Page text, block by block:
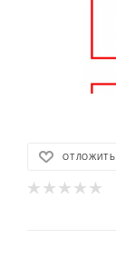
ОТЛОЖИТЬ